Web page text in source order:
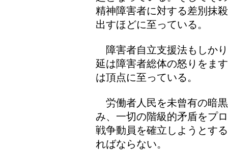
精神障害者に対する差別抹
出すほどに至っている。
障害者自立支援法もしか
延は障害者総体の怒りをま
は頂点に至っている。
労働者人民を未曾有の暗
み、一切の階級的矛盾をプ
戦争動員を確立しようとす
ればならない。